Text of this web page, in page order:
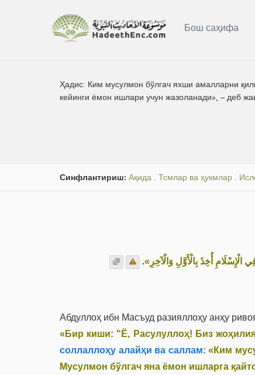
Бош саҳифа
Ҳадис: Ким мусулмон бўлгач яхши амалларни
кейинги ёмон ишлари учун жазоланади», – деб
Синфлантириш: Ақида . Тсмлар ва ҳукмлар .
أُخِذَ بِالْأَوَّلِ وَالْآخِرِ».
Абдуллоҳ ибн Масъуд разияллоҳу анҳу
«Бир киши: "Ё, Расулуллоҳ! Биз
соллаллоҳу алайҳи ва саллам: «Ким
Мусулмон бўлгач яна ёмон ишларга